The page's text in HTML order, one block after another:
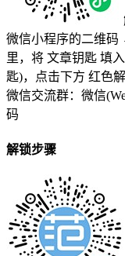
微信小程序的二维码
里，将 文章钥匙 填
匙)，点击下方 红色
微信交流群：微信
码
解锁步骤